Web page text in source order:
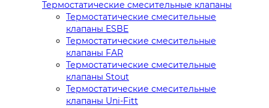
Термостатические смесительные клапаны
Термостатические смесительные
клапаны ESBE
Термостатические смесительные
клапаны FAR
Термостатические смесительные
клапаны Stout
Термостатические смесительные
клапаны Uni-Fitt